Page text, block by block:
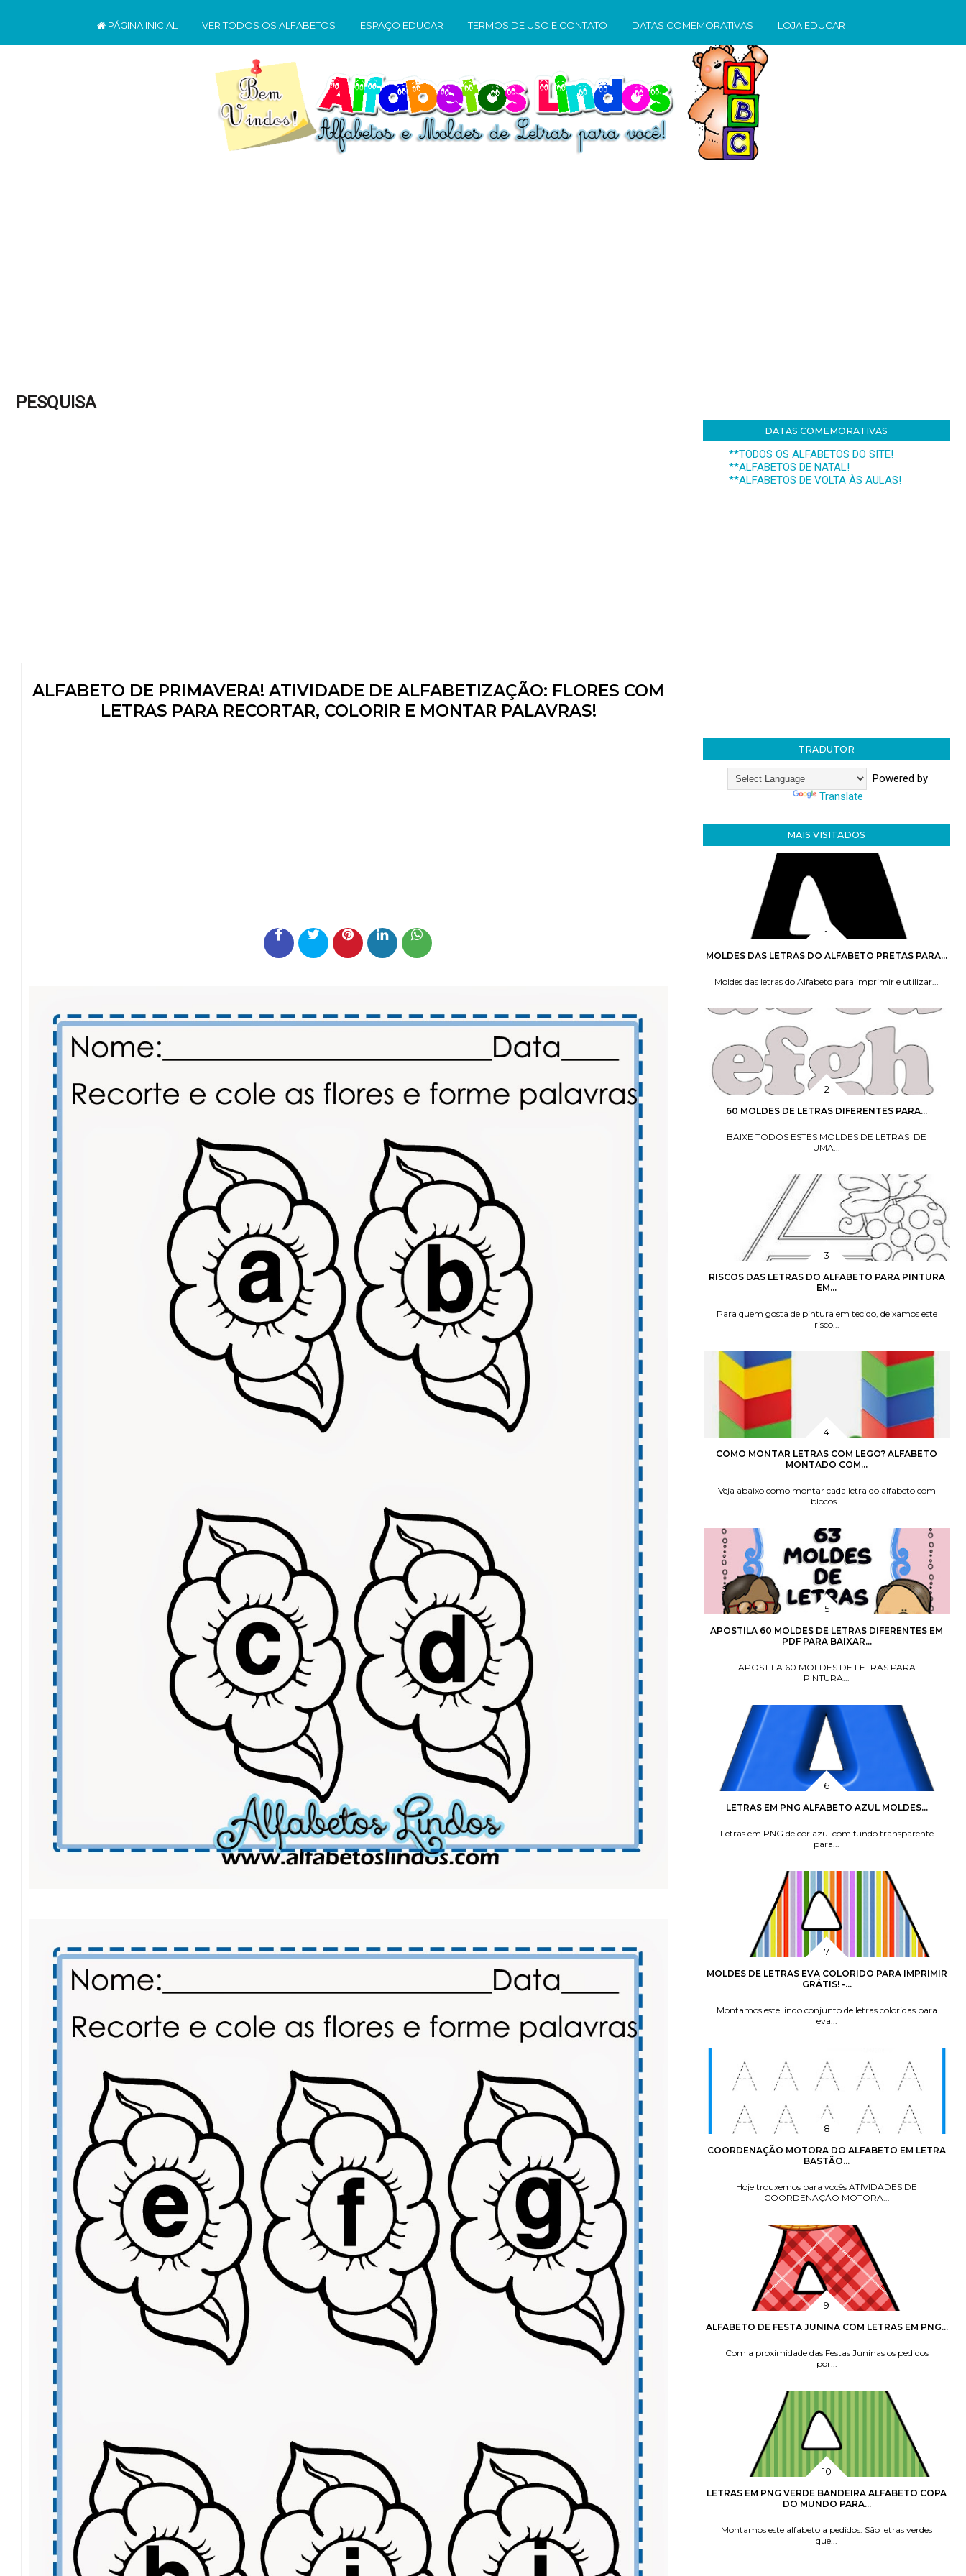
PÁGINA INICIAL VER TODOS OS ALFABETOS ESPAÇO EDUCAR TERMOS DE USO E CONTATO DATAS COMEMORATIVAS LOJA EDUCAR
PESQUISA
ALFABETO DE PRIMAVERA! ATIVIDADE DE ALFABETIZAÇÃO: FLORES COM
LETRAS PARA RECORTAR, COLORIR E MONTAR PALAVRAS!
DATAS COMEMORATIVAS
**TODOS OS ALFABETOS DO SITE!
**ALFABETOS DE NATAL!
**ALFABETOS DE VOLTA ÀS AULAS!
TRADUTOR
Powered by
Translate
MAIS VISITADOS
MOLDES DAS LETRAS DO ALFABETO PRETAS PARA...
Moldes das letras do Alfabeto para imprimir e utilizar...
60 MOLDES DE LETRAS DIFERENTES PARA...
BAIXE TODOS ESTES MOLDES DE LETRAS DE
UMA...
RISCOS DAS LETRAS DO ALFABETO PARA PINTURA
EM...
Para quem gosta de pintura em tecido, deixamos este
risco...
COMO MONTAR LETRAS COM LEGO? ALFABETO
MONTADO COM...
Veja abaixo como montar cada letra do alfabeto com
blocos...
APOSTILA 60 MOLDES DE LETRAS DIFERENTES EM
PDF PARA BAIXAR...
APOSTILA 60 MOLDES DE LETRAS PARA
PINTURA...
LETRAS EM PNG ALFABETO AZUL MOLDES...
Letras em PNG de cor azul com fundo transparente
para...
MOLDES DE LETRAS EVA COLORIDO PARA IMPRIMIR
GRÁTIS! -...
Montamos este lindo conjunto de letras coloridas para
eva...
COORDENAÇÃO MOTORA DO ALFABETO EM LETRA
BASTÃO...
Hoje trouxemos para vocês ATIVIDADES DE
COORDENAÇÃO MOTORA...
ALFABETO DE FESTA JUNINA COM LETRAS EM PNG...
Com a proximidade das Festas Juninas os pedidos
por...
LETRAS EM PNG VERDE BANDEIRA ALFABETO COPA
DO MUNDO PARA...
Montamos este alfabeto a pedidos. São letras verdes
que...